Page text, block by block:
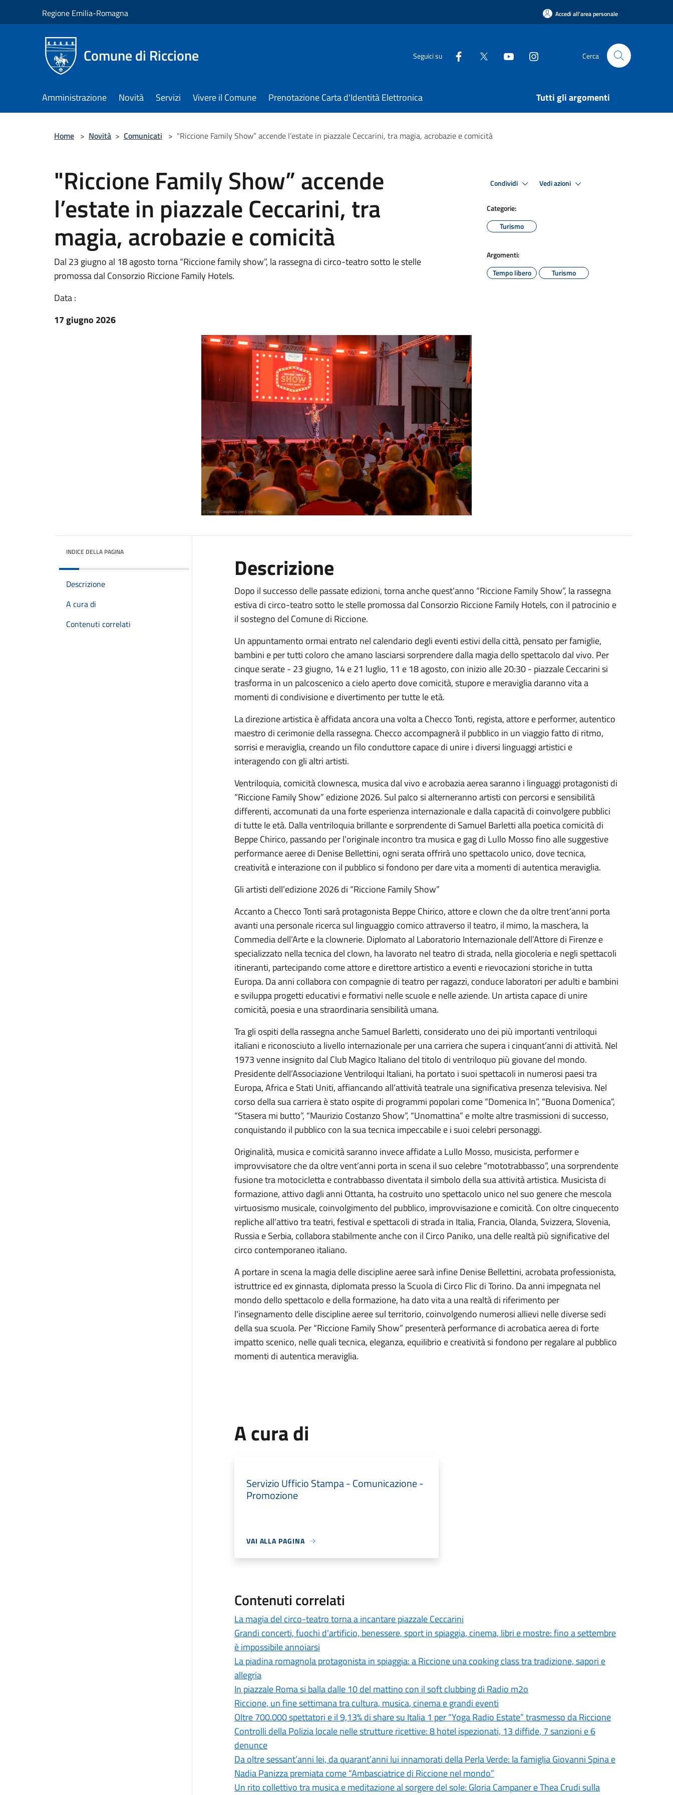
Regione Emilia-Romagna Accedi all'area personale
Comune di Riccione Seguici su Cerca
Amministrazione Novità Servizi Vivere il Comune Prenotazione Carta d'Identità Elettronica Tutti gli argomenti
Home > Novità > Comunicati > "Riccione Family Show” accende l’estate in piazzale Ceccarini, tra magia, acrobazie e comicità
"Riccione Family Show” accende
l’estate in piazzale Ceccarini, tra
magia, acrobazie e comicità
Dal 23 giugno al 18 agosto torna “Riccione family show”, la rassegna di circo-teatro sotto le stelle
promossa dal Consorzio Riccione Family Hotels.
Data :
17 giugno 2026
Condividi Vedi azioni
Categorie:
Turismo
Argomenti:
Tempo libero
Turismo
INDICE DELLA PAGINA
Descrizione
A cura di
Contenuti correlati
Descrizione
Dopo il successo delle passate edizioni, torna anche quest’anno “Riccione Family Show”, la rassegna
estiva di circo-teatro sotto le stelle promossa dal Consorzio Riccione Family Hotels, con il patrocinio e
il sostegno del Comune di Riccione.
Un appuntamento ormai entrato nel calendario degli eventi estivi della città, pensato per famiglie,
bambini e per tutti coloro che amano lasciarsi sorprendere dalla magia dello spettacolo dal vivo. Per
cinque serate - 23 giugno, 14 e 21 luglio, 11 e 18 agosto, con inizio alle 20:30 - piazzale Ceccarini si
trasforma in un palcoscenico a cielo aperto dove comicità, stupore e meraviglia daranno vita a
momenti di condivisione e divertimento per tutte le età.
La direzione artistica è affidata ancora una volta a Checco Tonti, regista, attore e performer, autentico
maestro di cerimonie della rassegna. Checco accompagnerà il pubblico in un viaggio fatto di ritmo,
sorrisi e meraviglia, creando un filo conduttore capace di unire i diversi linguaggi artistici e
interagendo con gli altri artisti.
Ventriloquia, comicità clownesca, musica dal vivo e acrobazia aerea saranno i linguaggi protagonisti di
“Riccione Family Show” edizione 2026. Sul palco si alterneranno artisti con percorsi e sensibilità
differenti, accomunati da una forte esperienza internazionale e dalla capacità di coinvolgere pubblici
di tutte le età. Dalla ventriloquia brillante e sorprendente di Samuel Barletti alla poetica comicità di
Beppe Chirico, passando per l’originale incontro tra musica e gag di Lullo Mosso fino alle suggestive
performance aeree di Denise Bellettini, ogni serata offrirà uno spettacolo unico, dove tecnica,
creatività e interazione con il pubblico si fondono per dare vita a momenti di autentica meraviglia.
Gli artisti dell’edizione 2026 di “Riccione Family Show”
Accanto a Checco Tonti sarà protagonista Beppe Chirico, attore e clown che da oltre trent’anni porta
avanti una personale ricerca sul linguaggio comico attraverso il teatro, il mimo, la maschera, la
Commedia dell’Arte e la clownerie. Diplomato al Laboratorio Internazionale dell’Attore di Firenze e
specializzato nella tecnica del clown, ha lavorato nel teatro di strada, nella giocoleria e negli spettacoli
itineranti, partecipando come attore e direttore artistico a eventi e rievocazioni storiche in tutta
Europa. Da anni collabora con compagnie di teatro per ragazzi, conduce laboratori per adulti e bambini
e sviluppa progetti educativi e formativi nelle scuole e nelle aziende. Un artista capace di unire
comicità, poesia e una straordinaria sensibilità umana.
Tra gli ospiti della rassegna anche Samuel Barletti, considerato uno dei più importanti ventriloqui
italiani e riconosciuto a livello internazionale per una carriera che supera i cinquant’anni di attività. Nel
1973 venne insignito dal Club Magico Italiano del titolo di ventriloquo più giovane del mondo.
Presidente dell’Associazione Ventriloqui Italiani, ha portato i suoi spettacoli in numerosi paesi tra
Europa, Africa e Stati Uniti, affiancando all’attività teatrale una significativa presenza televisiva. Nel
corso della sua carriera è stato ospite di programmi popolari come “Domenica In”, “Buona Domenica”,
“Stasera mi butto”, “Maurizio Costanzo Show”, “Unomattina” e molte altre trasmissioni di successo,
conquistando il pubblico con la sua tecnica impeccabile e i suoi celebri personaggi.
Originalità, musica e comicità saranno invece affidate a Lullo Mosso, musicista, performer e
improvvisatore che da oltre vent’anni porta in scena il suo celebre “mototrabbasso”, una sorprendente
fusione tra motocicletta e contrabbasso diventata il simbolo della sua attività artistica. Musicista di
formazione, attivo dagli anni Ottanta, ha costruito uno spettacolo unico nel suo genere che mescola
virtuosismo musicale, coinvolgimento del pubblico, improvvisazione e comicità. Con oltre cinquecento
repliche all’attivo tra teatri, festival e spettacoli di strada in Italia, Francia, Olanda, Svizzera, Slovenia,
Russia e Serbia, collabora stabilmente anche con il Circo Paniko, una delle realtà più significative del
circo contemporaneo italiano.
A portare in scena la magia delle discipline aeree sarà infine Denise Bellettini, acrobata professionista,
istruttrice ed ex ginnasta, diplomata presso la Scuola di Circo Flic di Torino. Da anni impegnata nel
mondo dello spettacolo e della formazione, ha dato vita a una realtà di riferimento per
l'insegnamento delle discipline aeree sul territorio, coinvolgendo numerosi allievi nelle diverse sedi
della sua scuola. Per “Riccione Family Show” presenterà performance di acrobatica aerea di forte
impatto scenico, nelle quali tecnica, eleganza, equilibrio e creatività si fondono per regalare al pubblico
momenti di autentica meraviglia.
A cura di
Servizio Ufficio Stampa - Comunicazione -
Promozione
VAI ALLA PAGINA
Contenuti correlati
La magia del circo-teatro torna a incantare piazzale Ceccarini
Grandi concerti, fuochi d’artificio, benessere, sport in spiaggia, cinema, libri e mostre: fino a settembre
è impossibile annoiarsi
La piadina romagnola protagonista in spiaggia: a Riccione una cooking class tra tradizione, sapori e
allegria
In piazzale Roma si balla dalle 10 del mattino con il soft clubbing di Radio m2o
Riccione, un fine settimana tra cultura, musica, cinema e grandi eventi
Oltre 700.000 spettatori e il 9,13% di share su Italia 1 per “Yoga Radio Estate” trasmesso da Riccione
Controlli della Polizia locale nelle strutture ricettive: 8 hotel ispezionati, 13 diffide, 7 sanzioni e 6
denunce
Da oltre sessant’anni lei, da quarant’anni lui innamorati della Perla Verde: la famiglia Giovanni Spina e
Nadia Panizza premiata come “Ambasciatrice di Riccione nel mondo”
Un rito collettivo tra musica e meditazione al sorgere del sole: Gloria Campaner e Thea Crudi sulla